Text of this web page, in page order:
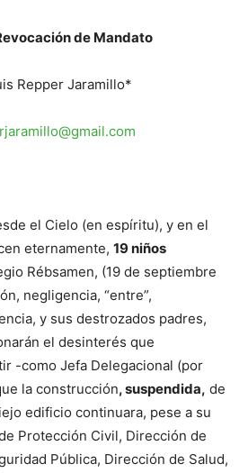
de Mandato
Repper Jaramillo*
el Cielo (en espíritu), y en el
eternamente, 19 niños
Rébsamen, (19 de septiembre
negligencia, “entre”,
y sus destrozados padres,
el desinterés que
-como Jefa Delegacional (por
la construcción, suspendida, de
edificio continuara, pese a su
Protección Civil, Dirección de
Pública, Dirección de Salud,